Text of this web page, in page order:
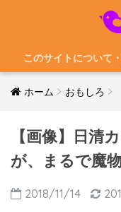
このサイトについて
ホーム おもしろ
【画像】日清
が、まるで魔
2018/11/14